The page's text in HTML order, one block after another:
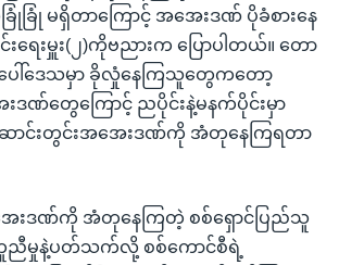
ခြုံ မရှိတာကြောင့် အအေးဒဏ် ပိုခံစားနေ
ရေးမှူး(၂)ကိုဗညားက ပြောပါတယ်။ တော
ေါ်ဒေသမှာ ခိုလှုံနေကြသူတွေကတော့
ဒဏ်တွေကြောင့် ညပိုင်းနဲ့မနက်ပိုင်းမှာ
ဆောင်းတွင်းအအေးဒဏ်ကို အံတုနေကြရတာ
းဒဏ်ကို အံတုနေကြတဲ့ စစ်ရှောင်ပြည်သူ
မှုနဲ့ပတ်သက်လို့ စစ်ကောင်စီရဲ့